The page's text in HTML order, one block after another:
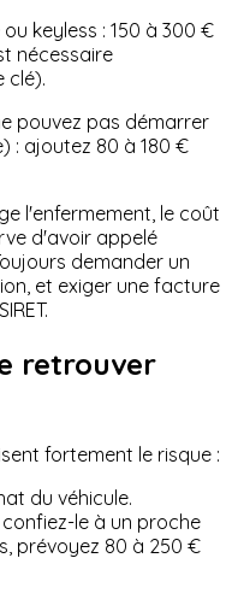
keyless : 150 à 300 €
nécessaire
clé).
pouvez pas démarrer
: ajoutez 80 à 180 €
l'enfermement, le coût
d'avoir appelé
demander un
et exiger une facture
retrouver
fortement le risque :
du véhicule.
le à un proche
prévoyez 80 à 250 €